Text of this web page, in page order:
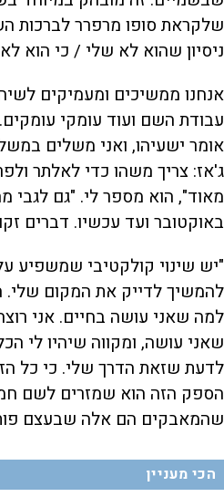
שלקראת סופו מרפרר לברכות
ניסיון שהוא לא שלי / כי הוא
אנחנו ממשיכים ומעמיקים
עבודת השם ועוד עומקי
אומר ישעיהו, ואני משלים
ג'אז: צריך משהו כדי לאלתר
באוקטובר ועד עכשיו. דברים
"יש שינוי קולקטיבי שמשפיע
להמשיך לדייק את המקום שלי.
למה שאני עושה בחיים. אני
שאני עושה, ומקווה שיהיו לי
לדעת שזאת הדרך שלי. כי כל
הספק הזה הוא שמזרים לשם
שהמאבקים הם אלה שבעצם
הכי מעניין